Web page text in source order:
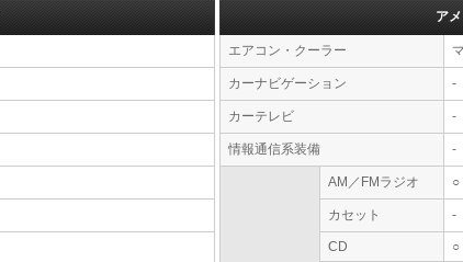
ア
エアコン・クーラー
カーナビゲーション -
カーテレビ -
情報通信系装備 -
AM／FMラジオ ○
カセット -
CD
○